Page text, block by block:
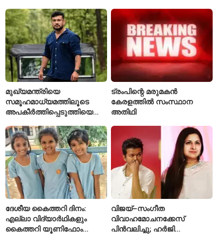
വിങ് കമാൻഡർ അറസ്റ്റിൽ
മുഖ്യമന്ത്രിയെ
സമൂഹമാധ്യമത്തിലൂടെ
അപകീർത്തിപ്പെടുത്തിയെന്ന്
ആയങ്കിക്കെതിരെ പുതിയ
കേസ്
ട്രംപിന്റെ മരുമകൻ
കേരളത്തിൽ സംസ്ഥാന
അതിഥി
ദേശീയ കൈത്തറി ദിനം:
എല്ലാ വിദ്യാർഥികളും
കൈത്തറി യൂണിഫോം
വിജയ്–സംഗീത
വിവാഹമോചനക്കേസ്
പിൻവലിച്ചു; ഹർജി